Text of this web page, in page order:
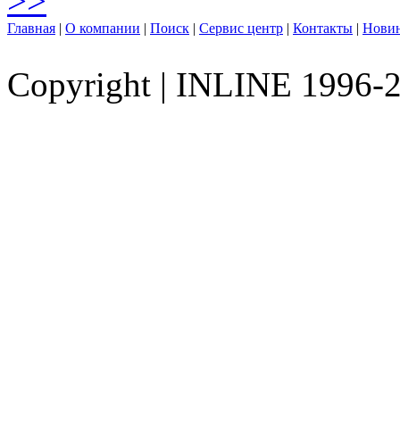
Главная | О компании | Поиск | Сервис центр | Контакты |
Copyright | INLINE 1996-